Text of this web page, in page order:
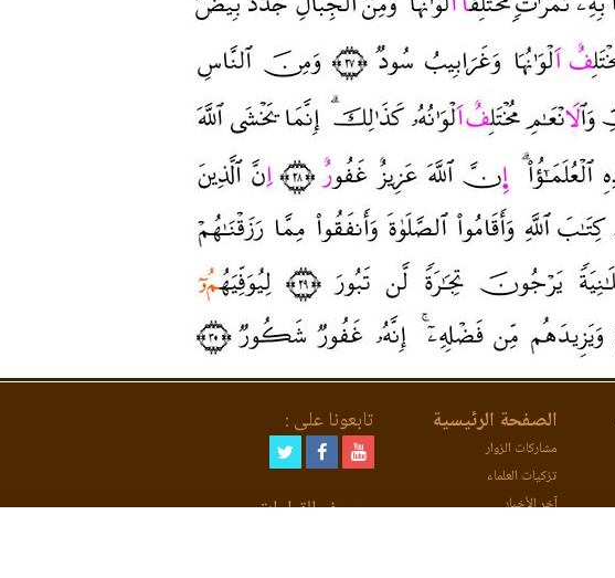
الصفحة الرئيسية
مشاركات الزوار
تزكيات العلماء
آخر الأخبار
تابعونا على :
مصحف القراءات